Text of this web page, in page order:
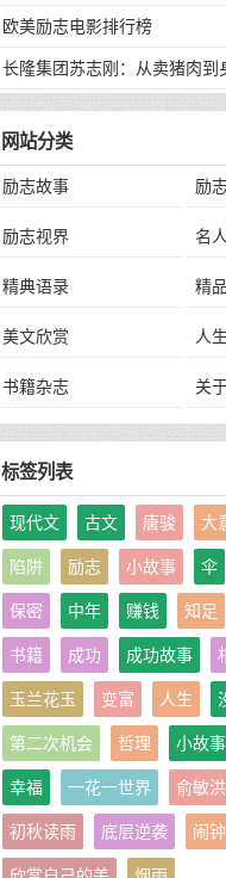
欧美励志电影排行榜
长隆集团苏志刚：从卖猪肉到
130亿，他的秘诀是？
网站分类
励志故事 励
励志视界 名
精典语录 精
美文欣赏 人
书籍杂志 关
标签列表
现代文 古文 唐骏 大
陷阱 励志 小故事 伞
保密 中年 赚钱 知足
书籍 成功 成功故事
玉兰花玉 变富 人生
第二次机会 哲理 小故
幸福 一花一世界 俞敏洪
初秋读雨 底层逆袭 闹钟